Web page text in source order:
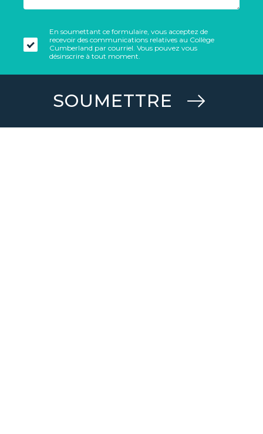
En soumettant ce formulaire, vous acceptez de
recevoir des communications relatives au Collège
Cumberland par courriel. Vous pouvez vous
désinscrire à tout moment.
SOUMETTRE